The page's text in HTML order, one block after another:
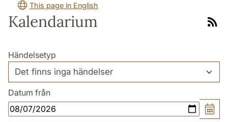
This page in English
Kalendarium
Rss-
Händelsetyp
Datum från